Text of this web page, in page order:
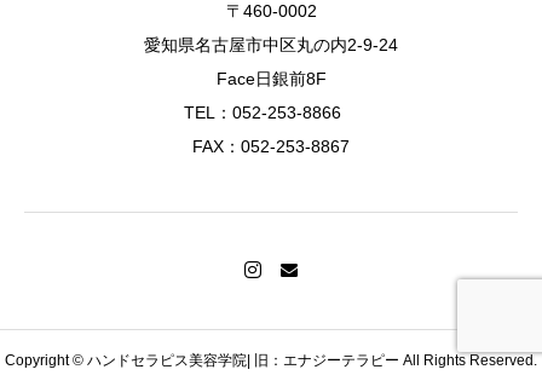
〒460-0002
愛知県名古屋市中区丸の内2-9-24
Face日銀前8F
TEL：052-253-8866
FAX：052-253-8867
Copyright © ハンドセラピス美容学院| 旧：エナジーテラピー All Rights Reserved.
会員ログイン